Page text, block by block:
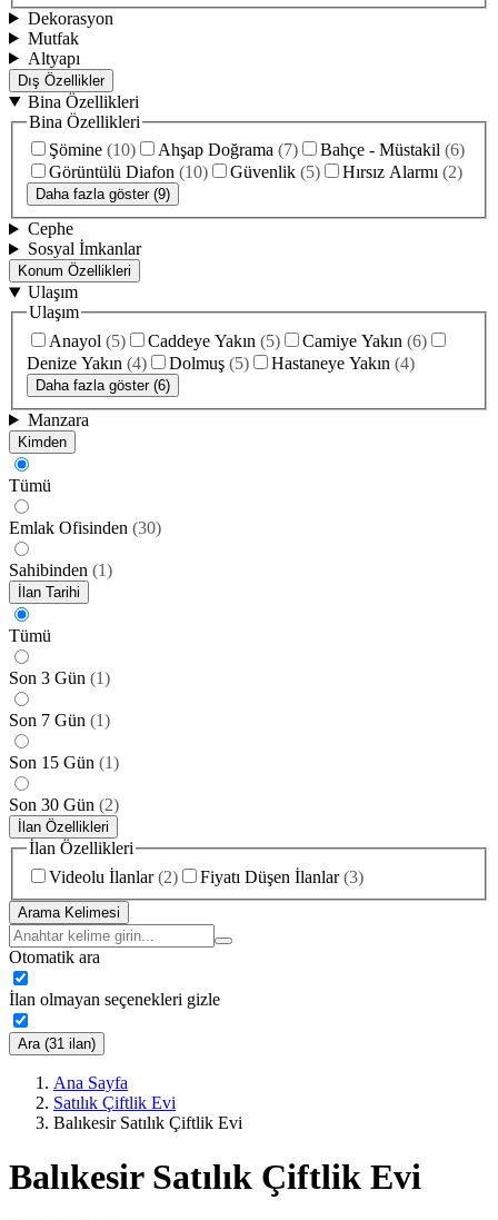
Dekorasyon
Mutfak
Altyapı
Dış Özellikler
Bina Özellikleri
Bina Özellikleri
Şömine (10) Ahşap Doğrama (7) Bahçe - Müstakil (6)
Görüntülü Diafon (10) Güvenlik (5) Hırsız Alarmı (2)
Daha fazla göster (9)
Cephe
Sosyal İmkanlar
Konum Özellikleri
Ulaşım
Ulaşım
Anayol (5) Caddeye Yakın (5) Camiye Yakın (6)
Denize Yakın (4) Dolmuş (5) Hastaneye Yakın (4)
Daha fazla göster (6)
Manzara
Kimden
Tümü
Emlak Ofisinden (30)
Sahibinden (1)
İlan Tarihi
Tümü
Son 3 Gün (1)
Son 7 Gün (1)
Son 15 Gün (1)
Son 30 Gün (2)
İlan Özellikleri
İlan Özellikleri
Videolu İlanlar (2) Fiyatı Düşen İlanlar (3)
Arama Kelimesi
Otomatik ara
İlan olmayan seçenekleri gizle
Ara (31 ilan)
Ana Sayfa
Satılık Çiftlik Evi
Balıkesir Satılık Çiftlik Evi
Balıkesir Satılık Çiftlik Evi